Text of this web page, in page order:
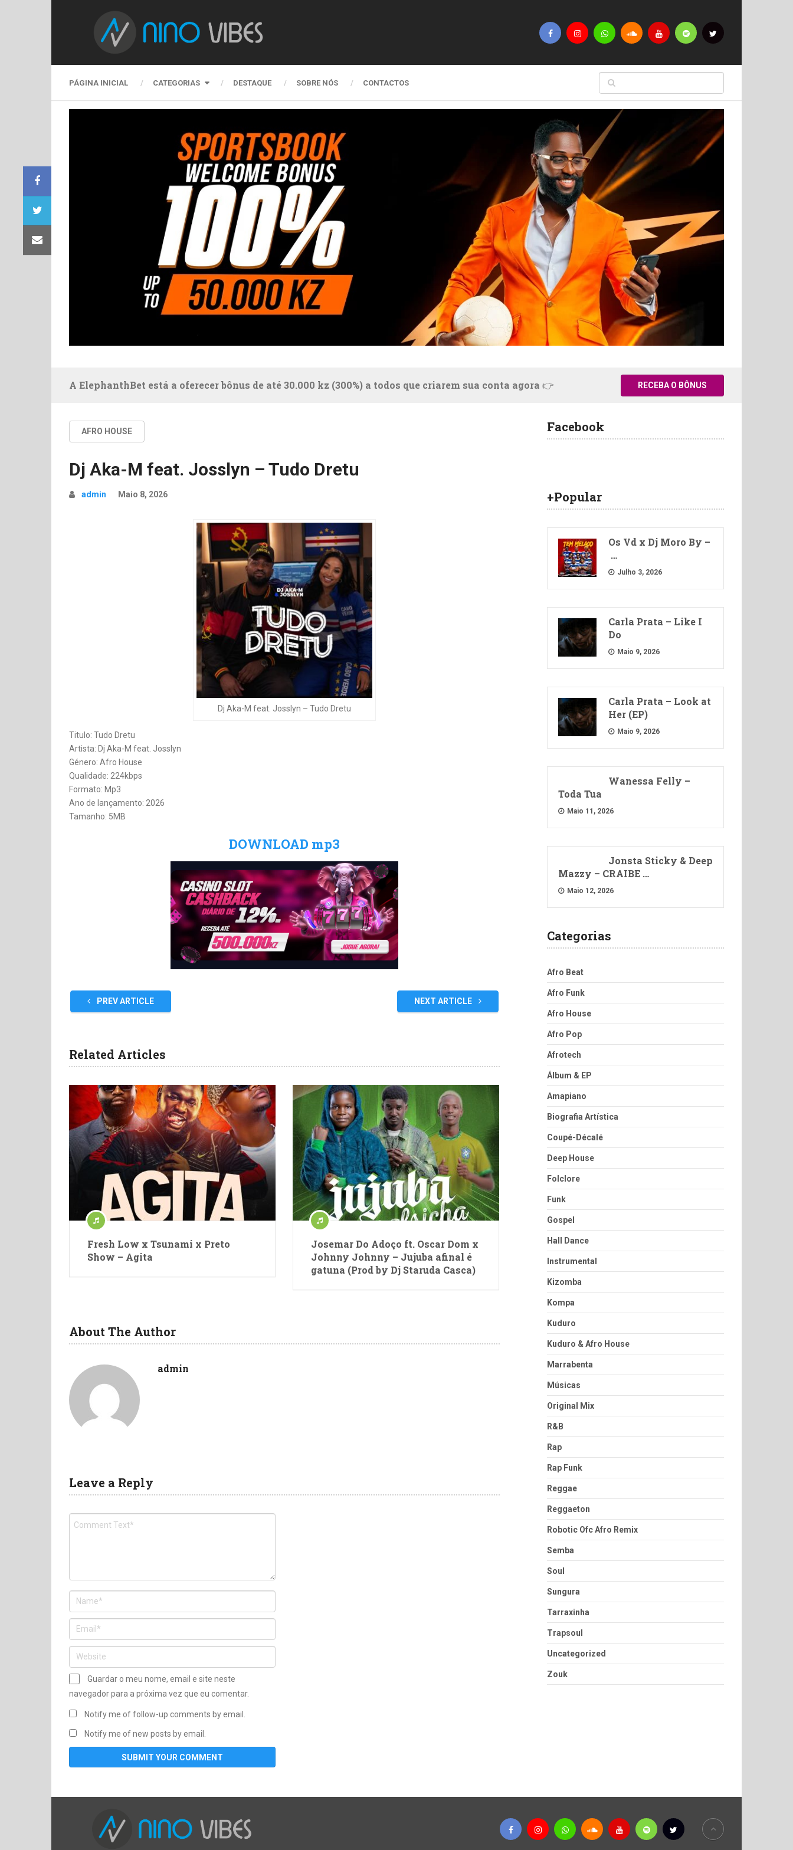
PÁGINA INICIAL CATEGORIAS DESTAQUE SOBRE NÓS CONTACTOS
A ElephanthBet está a oferecer bônus de até 30.000 kz (300%) a todos que criarem sua conta agora 👉 RECEBA O BÔNUS
AFRO HOUSE
Dj Aka-M feat. Josslyn – Tudo Dretu
admin Maio 8, 2026
Dj Aka-M feat. Josslyn – Tudo Dretu
Titulo: Tudo Dretu
Artista: Dj Aka-M feat. Josslyn
Género: Afro House
Qualidade: 224kbps
Formato: Mp3
Ano de lançamento: 2026
Tamanho: 5MB
DOWNLOAD mp3
PREV ARTICLE NEXT ARTICLE
Related Articles
Fresh Low x Tsunami x Preto
Show – Agita
Josemar Do Adoço ft. Oscar Dom x
Johnny Johnny – Jujuba afinal é
gatuna (Prod by Dj Staruda Casca)
About The Author
admin
Leave a Reply
Guardar o meu nome, email e site neste
navegador para a próxima vez que eu comentar.
Notify me of follow-up comments by email.
Notify me of new posts by email.
Facebook
+Popular
Os Vd x Dj Moro By –
…
Julho 3, 2026
Carla Prata – Like I
Do
Maio 9, 2026
Carla Prata – Look at
Her (EP)
Maio 9, 2026
Wanessa Felly –
Toda Tua
Maio 11, 2026
Jonsta Sticky & Deep
Mazzy – CRAIBE …
Maio 12, 2026
Categorias
Afro Beat
Afro Funk
Afro House
Afro Pop
Afrotech
Álbum & EP
Amapiano
Biografia Artística
Coupé-Décalé
Deep House
Folclore
Funk
Gospel
Hall Dance
Instrumental
Kizomba
Kompa
Kuduro
Kuduro & Afro House
Marrabenta
Músicas
Original Mix
R&B
Rap
Rap Funk
Reggae
Reggaeton
Robotic Ofc Afro Remix
Semba
Soul
Sungura
Tarraxinha
Trapsoul
Uncategorized
Zouk